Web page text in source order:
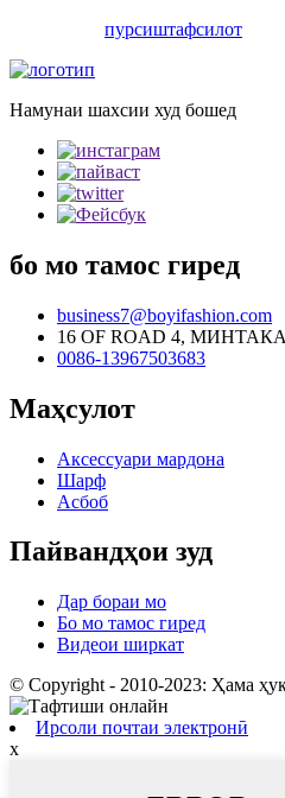
пурсиштафсилот
Намунаи шахсии худ бошед
бо мо тамос гиред
business7@boyifashion.com
16 OF ROAD 4,
0086-13967503683
Маҳсулот
Аксессуари мардона
Шарф
Асбоб
Пайвандҳои зуд
Дар бораи мо
Бо мо тамос гиред
Видеои ширкат
© Copyright - 2010-2023: Ҳама
Ирсоли почтаи электронӣ
x